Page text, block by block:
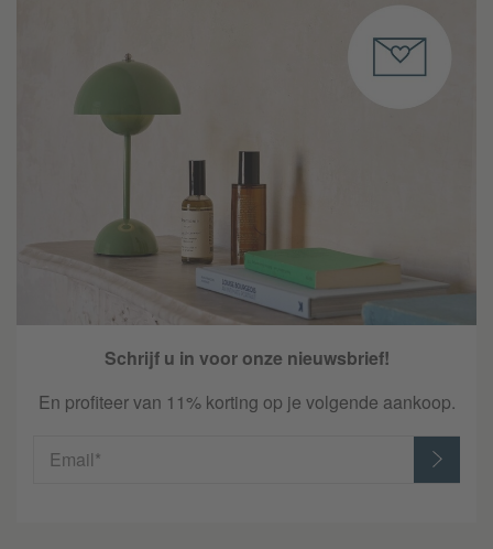
Schrijf u in voor onze nieuwsbrief!
En profiteer van 11% korting op je volgende aankoop.
Email*